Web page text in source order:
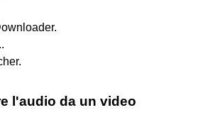
l'audio da un video